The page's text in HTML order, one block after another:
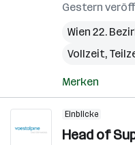
Gestern
Wien 22.
Vollzeit,
Merken
Einblicke
Head of